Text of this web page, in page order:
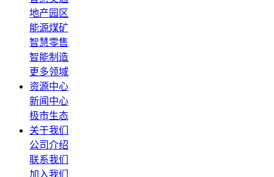
地产园区
能源煤矿
智慧零售
智能制造
更多领域
资源中心
新闻中心
极市生态
关于我们
公司介绍
联系我们
加入我们